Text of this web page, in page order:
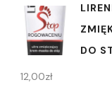
DO
12,00zł